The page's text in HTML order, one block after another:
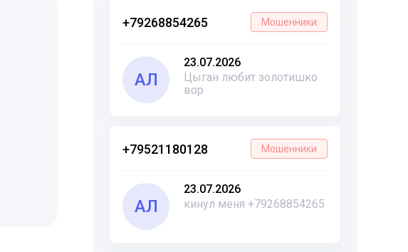
+79268854265 Мошенники
АЛ
23.07.2026
Цыган любит золотишко
вор
+79521180128 Мошенники
АЛ
23.07.2026
кинул меня +79268854265